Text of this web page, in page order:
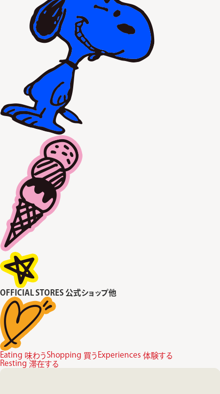
OFFICIAL STORES 公式ショップ他
Eating 味わうShopping 買う Experiences 体験する
Resting 滞在する